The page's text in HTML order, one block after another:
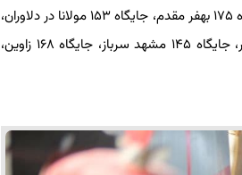
جایگاه ١۵٧ پیروزی ۵٩، جایگاه ١۶٩ مالدار ورودی مشهد، جایگاه ١١٣ کامران فر، جایگاه ١٣۴ صبا سیدی، جایگاه ١٧۵ بهفر مقدم، جایگاه ١۵٣ مولانا در دلاوران،
جایگاه خطیب ١١٠، جایگاه صادقی و جایگاه عابدی نیشابور، جایگاه صحرانورد نیشابور، جایگاه امین نیشابور، جایگاه ١۴۵ مشهد سرباز، جایگاه ١۶٨ زاوین،